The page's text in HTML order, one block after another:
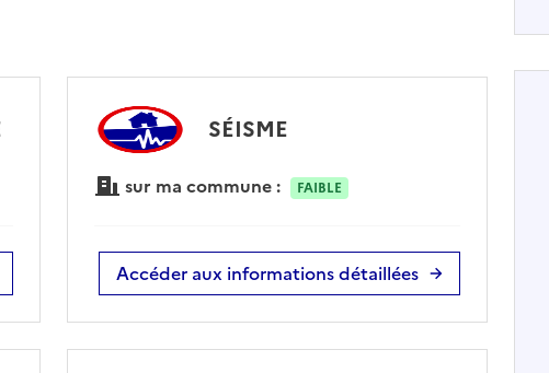
SÉISME
sur ma commune : FAIBLE
Accéder aux informations détaillées